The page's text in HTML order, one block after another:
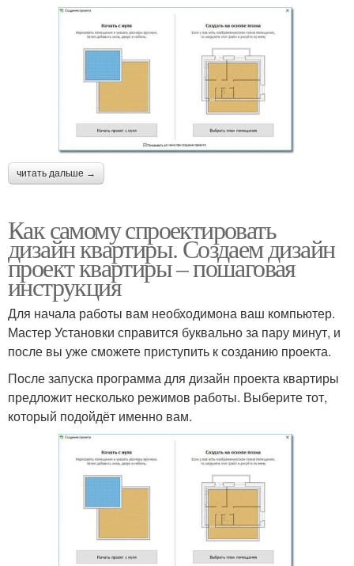
читать дальше →
Как самому спроектировать
дизайн квартиры. Создаем дизайн
проект квартиры – пошаговая
инструкция
Для начала работы вам необходимона ваш компьютер.
Мастер Установки справится буквально за пару минут, и
после вы уже сможете приступить к созданию проекта.
После запуска программа для дизайн проекта квартиры
предложит несколько режимов работы. Выберите тот,
который подойдёт именно вам.